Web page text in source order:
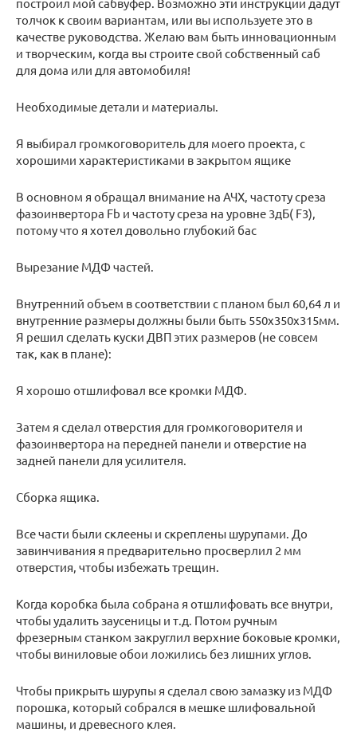
толчок к своим вариантам, или вы используете это в
качестве руководства. Желаю вам быть инновационным
и творческим, когда вы строите свой собственный саб
для дома или для автомобиля!
Необходимые детали и материалы.
Я выбирал громкоговоритель для моего проекта, с
хорошими характеристиками в закрытом ящике
В основном я обращал внимание на АЧХ, частоту среза
фазоинвертора Fb и частоту среза на уровне 3дБ( F3),
потому что я хотел довольно глубокий бас
Вырезание МДФ частей.
Внутренний объем в соответствии с планом был 60,64 л и
внутренние размеры должны были быть 550x350x315мм.
Я решил сделать куски ДВП этих размеров (не совсем
так, как в плане):
Я хорошо отшлифовал все кромки МДФ.
Затем я сделал отверстия для громкоговорителя и
фазоинвертора на передней панели и отверстие на
задней панели для усилителя.
Сборка ящика.
Все части были склеены и скреплены шурупами. До
завинчивания я предварительно просверлил 2 мм
отверстия, чтобы избежать трещин.
Когда коробка была собрана я отшлифовать все внутри,
чтобы удалить заусеницы и т.д. Потом ручным
фрезерным станком закруглил верхние боковые кромки,
чтобы виниловые обои ложились без лишних углов.
Чтобы прикрыть шурупы я сделал свою замазку из МДФ
порошка, который собрался в мешке шлифовальной
машины, и древесного клея.